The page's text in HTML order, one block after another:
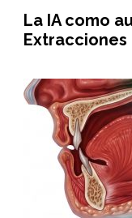
La IA como